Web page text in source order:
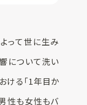
って世に生み
について洗い
ける「1年目か
性も女性もバ